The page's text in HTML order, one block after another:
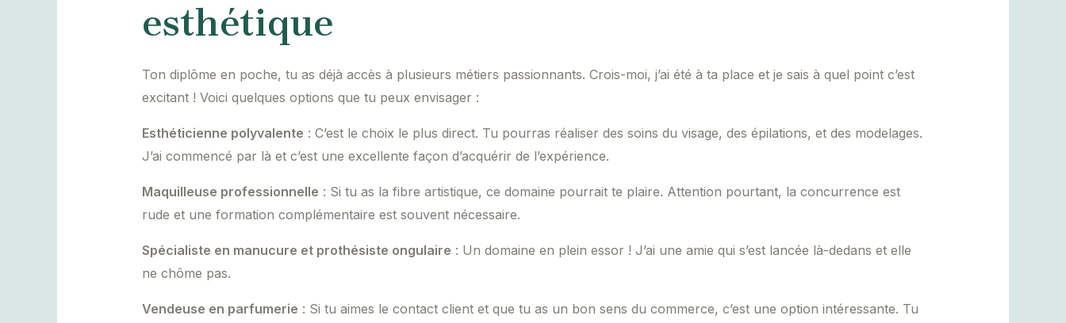
esthétique
Ton diplôme en poche, tu as déjà accès à plusieurs métiers passionnants. Crois-moi, j’ai été à ta place et je sais à quel point c’est
excitant ! Voici quelques options que tu peux envisager :
Esthéticienne polyvalente : C’est le choix le plus direct. Tu pourras réaliser des soins du visage, des épilations, et des modelages.
J’ai commencé par là et c’est une excellente façon d’acquérir de l’expérience.
Maquilleuse professionnelle : Si tu as la fibre artistique, ce domaine pourrait te plaire. Attention pourtant, la concurrence est
rude et une formation complémentaire est souvent nécessaire.
Spécialiste en manucure et prothésiste ongulaire : Un domaine en plein essor ! J’ai une amie qui s’est lancée là-dedans et elle
ne chôme pas.
Vendeuse en parfumerie : Si tu aimes le contact client et que tu as un bon sens du commerce, c’est une option intéressante. Tu